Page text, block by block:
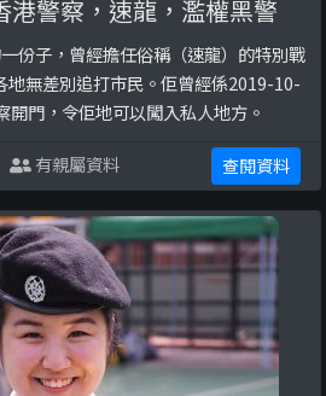
港警察，速龍，濫權黑警
份子，曾經擔任俗稱（速龍）的特別戰
地無差別追打市民。佢曾經係2019-10-
開門，令佢地可以闖入私人地方。
有親屬資料 查閱資料